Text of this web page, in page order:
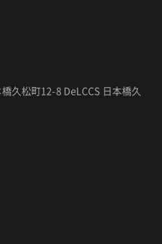
久松町12-8 DeLCCS 日本橋久